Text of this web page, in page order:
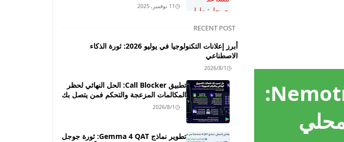
NVIDIA تطلق Nemotron 3 Nano 4B:
11 نوفمبر, 2025
RECENT POST
أبرز إعلانات التكنولوجيا في يوليو 2026: ثورة الذكاء
الاصطناعي
2026/8/1
تطبيق Call Blocker: الحل النهائي لحظر
المكالمات المزعجة والتحكم فمن يتصل بك
2026/8/1
تطوير نماذج Gemma 4 QAT: ثورة جوجل